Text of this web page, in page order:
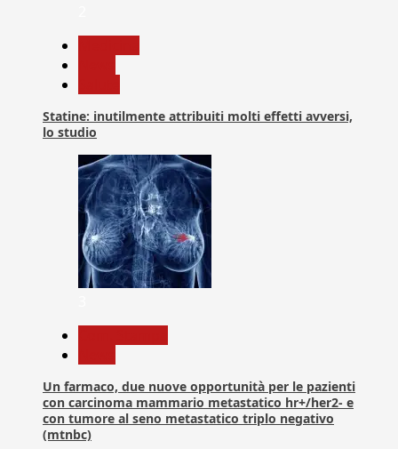
Statine: inutilmente attribuiti molti effetti avversi,
lo studio
Un farmaco, due nuove opportunità per le pazienti
con carcinoma mammario metastatico hr+/her2- e
con tumore al seno metastatico triplo negativo
(mtnbc)